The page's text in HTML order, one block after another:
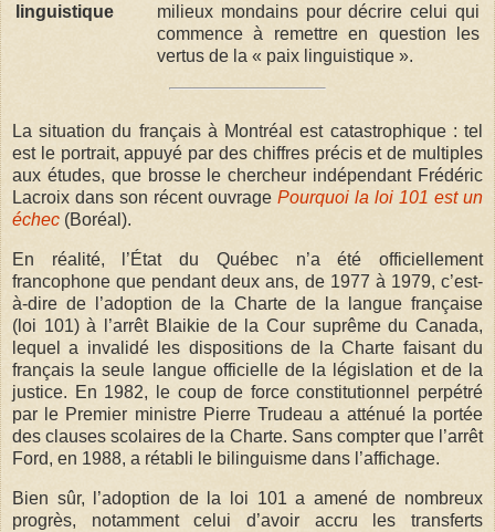
linguistique
milieux mondains pour décrire celui qui
commence à remettre en question les
vertus de la « paix linguistique ».
La situation du français à Montréal est catastrophique : tel
est le portrait, appuyé par des chiffres précis et de multiples
aux études, que brosse le chercheur indépendant Frédéric
Lacroix dans son récent ouvrage Pourquoi la loi 101 est un
échec (Boréal).
En réalité, l’État du Québec n’a été officiellement
francophone que pendant deux ans, de 1977 à 1979, c’est-
à-dire de l’adoption de la Charte de la langue française
(loi 101) à l’arrêt Blaikie de la Cour suprême du Canada,
lequel a invalidé les dispositions de la Charte faisant du
français la seule langue officielle de la législation et de la
justice. En 1982, le coup de force constitutionnel perpétré
par le Premier ministre Pierre Trudeau a atténué la portée
des clauses scolaires de la Charte. Sans compter que l’arrêt
Ford, en 1988, a rétabli le bilinguisme dans l’affichage.
Bien sûr, l’adoption de la loi 101 a amené de nombreux
progrès, notamment celui d’avoir accru les transferts